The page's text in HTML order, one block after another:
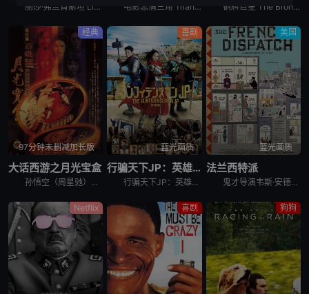
丽莎·弗兰肯斯坦 Lisa Frankenstein是2024年美国喜剧,爱情,恐怖,奇幻电影。《丽莎·弗兰肯斯坦》设定在1989年，讲述一个不受欢迎的高中生在一个电闪雷鸣之夜意外复活了一具英俊的 电影悲情三角 Triangle of Sadness讲述的是：Carl和Yaya是一对很有影响力的模特夫妇。时装周结束后，他们受邀来到一艘游艇进行豪华的跨洋之旅，船员们都非常尽职地为度假者们服务。 铜牌巨星 The Bronze讲述的是：霍普（梅丽莎·劳奇 Melissa Rauch 饰）从小就立志成为一名体操运动员，在一场世界级的比赛中，霍普虽然脚踝受伤却依然忍痛完成了比赛动作并获得了铜牌
经典
97分钟未删减加长版
大话西游之月光宝盒
孙悟空（周星驰）护送唐三藏（罗家英）去西天取经路上，与牛魔王合谋欲杀害唐三藏，并偷走了月光宝盒，此举使观音萌生将其铲除心思，经唐三藏请求，孙悟空被判五百年后重新投胎做人赎其罪孽。五百年后孙悟空化身
喜剧
蓝光画质
行骗天下JP：英雄篇
行骗天下JP：英雄篇 映画コンフィデンスマンJP 英雄編是2022年日本喜剧电影。信用诈欺师系列继香港、马来西亚，第三部电影版将舞台拉到了欧洲！ &nbs
美国
蓝光画质
法兰西特派
鬼才导演韦斯·安德森众所瞩目的《法兰西特派週报》，故事从二十世纪法国一间美国报社萌芽，一家驻法国城市的美国杂志社，将一段又一段的精彩故事放送给世人。藉由三则引人入胜的专题报导，带著观众展开冒险奇想
Netflix 喜剧 狗狗